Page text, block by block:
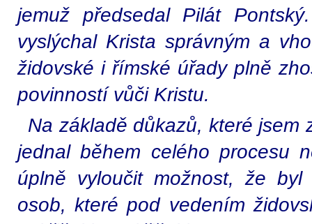
jemuž předsedal Pilát
vyslýchal Krista správným a
židovské i římské úřady plně
povinností vůči Kristu.
Na základě důkazů, které jsem
jednal během celého procesu
úplně vyloučit možnost, že byl
osob, které pod vedením